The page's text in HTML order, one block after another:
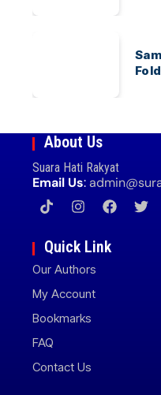
About Us
Suara Hati Rakyat
Email Us:
Quick Link
Our Authors
My Account
Bookmarks
FAQ
Contact Us